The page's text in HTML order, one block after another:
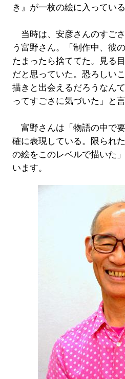
き』が一枚の絵に入ってい
当時は、安彦さんのすご
う富野さん。「制作中、彼
たまったら捨ててた。見る
だと思っていた。恐ろしい
描きと出会えるだろうなん
ってすごさに気づいた」と言
富野さんは「物語の中で
確に表現している。限られ
の絵をこのレベルで描いた
います。